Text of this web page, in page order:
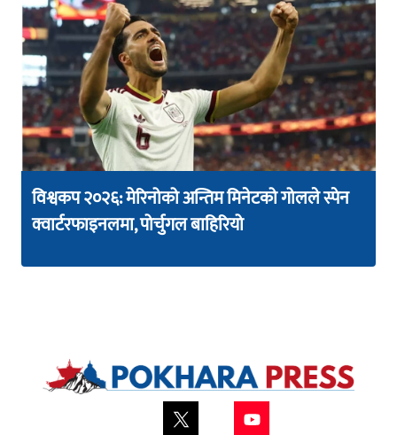
विश्वकप २०२६: मेरिनोको अन्तिम मिनेटको गोलले स्पेन
क्वार्टरफाइनलमा, पोर्चुगल बाहिरियो